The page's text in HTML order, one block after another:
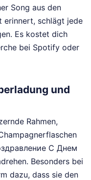
Song aus den
erinnert, schlägt jede
Es kostet dich
bei Spotify oder
und
Rahmen,
С Днем
Besonders bei
dazu, dass sie den